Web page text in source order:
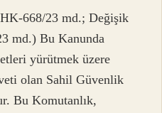
668/23 md.; Değişik
md.) Bu Kanunda
yürütmek üzere
olan Sahil Güvenlik
Bu Komutanlık,